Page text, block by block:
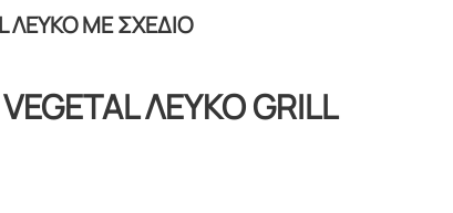
ΛΕΥΚΟ ΜΕ ΣΧΕΔΙΟ
ΛΕΥΚΟ GRILL